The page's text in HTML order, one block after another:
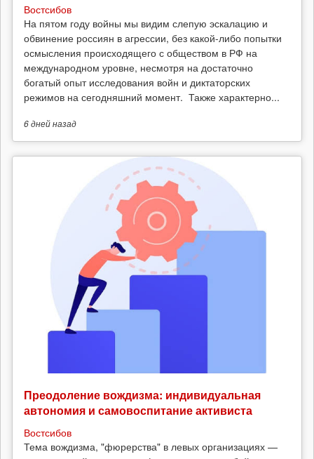
Востсибов
На пятом году войны мы видим слепую эскалацию и
обвинение россиян в агрессии, без какой-либо попытки
осмысления происходящего с обществом в РФ на
международном уровне, несмотря на достаточно
богатый опыт исследования войн и диктаторских
режимов на сегодняшний момент. Также характерно...
6 днейназад
Преодоление вождизма: индивидуальная
автономия и самовоспитание активиста
Востсибов
Тема вождизма, "фюрерства" в левых организациях —